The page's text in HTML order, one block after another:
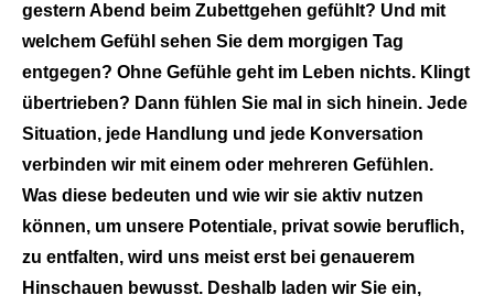
gestern Abend beim Zubettgehen gefühlt? Und mit
welchem Gefühl sehen Sie dem morgigen Tag
entgegen? Ohne Gefühle geht im Leben nichts. Klingt
übertrieben? Dann fühlen Sie mal in sich hinein. Jede
Situation, jede Handlung und jede Konversation
verbinden wir mit einem oder mehreren Gefühlen.
Was diese bedeuten und wie wir sie aktiv nutzen
können, um unsere Potentiale, privat sowie beruflich,
zu entfalten, wird uns meist erst bei genauerem
Hinschauen bewusst. Deshalb laden wir Sie ein,